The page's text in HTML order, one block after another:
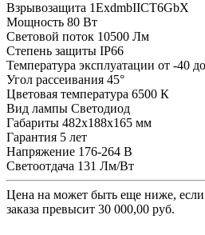
Взрывозащита 1ExdmbIICT6GbX
Мощность 80 Вт
Световой поток 10500 Лм
Степень защиты IP66
Температура эксплуатации от -40
Угол рассеивания 45°
Цветовая температура 6500 К
Вид лампы Светодиод
Габариты 482x188x165 мм
Гарантия 5 лет
Напряжение 176-264 В
Светоотдача 131 Лм/Вт
Цена на может быть еще ниже,
заказа превысит 30 000,00 руб.